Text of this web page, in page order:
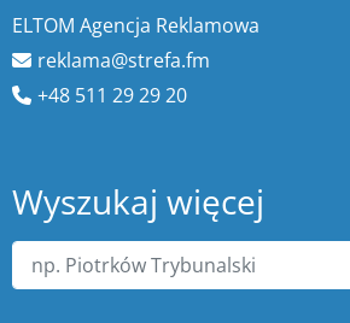
ELTOM Agencja Reklamowa
reklama@strefa.fm
+48 511 29 29 20
Wyszukaj więcej